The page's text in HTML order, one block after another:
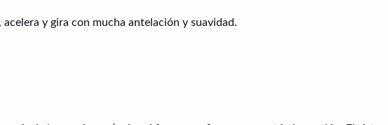
y gira con mucha antelación y suavidad.